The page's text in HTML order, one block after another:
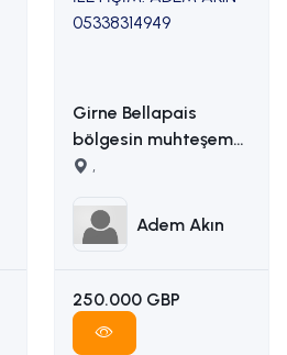
Girne Bellapais
bölgesin muhteşem
manzaralı satılık arsa
05338314949
,
Adem Akın
250.000 GBP